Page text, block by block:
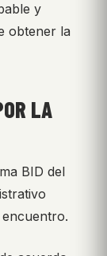
y
obtener la
LA
BID del